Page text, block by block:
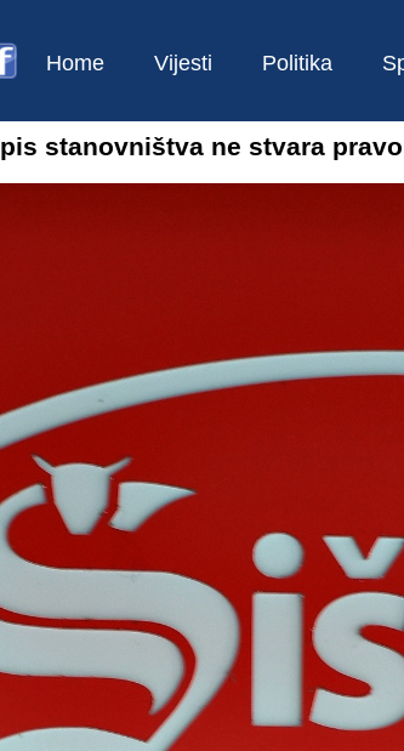
Home Vijesti Politika
stanovništva ne stvara